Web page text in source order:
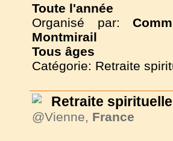
Toute l'année
Organisé par:
Montmirail
Tous âges
Catégorie: Retraite
Retraite spirituelle
@Vienne, France